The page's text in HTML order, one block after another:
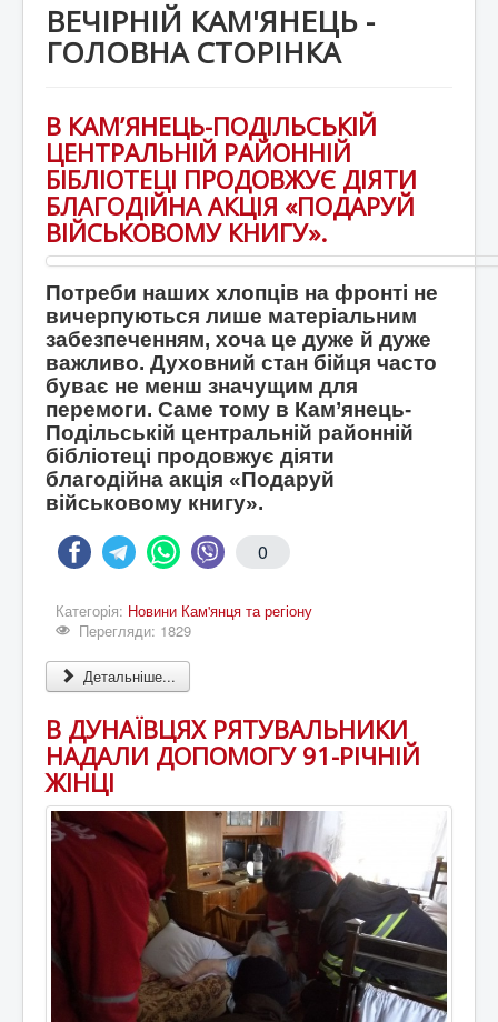
ВЕЧІРНІЙ КАМ'ЯНЕЦЬ -
ГОЛОВНА СТОРІНКА
В КАМ’ЯНЕЦЬ-ПОДІЛЬСЬКІЙ
ЦЕНТРАЛЬНІЙ РАЙОННІЙ
БІБЛІОТЕЦІ ПРОДОВЖУЄ ДІЯТИ
БЛАГОДІЙНА АКЦІЯ «ПОДАРУЙ
ВІЙСЬКОВОМУ КНИГУ».
Потреби наших хлопців на фронті не
вичерпуються лише матеріальним
забезпеченням, хоча це дуже й дуже
важливо. Духовний стан бійця часто
буває не менш значущим для
перемоги. Саме тому в Кам’янець-
Подільській центральній районній
бібліотеці продовжує діяти
благодійна акція «Подаруй
військовому книгу».
0
Категорія: Новини Кам'янця та регіону
Перегляди: 1829
Детальніше...
В ДУНАЇВЦЯХ РЯТУВАЛЬНИКИ
НАДАЛИ ДОПОМОГУ 91-РІЧНІЙ
ЖІНЦІ